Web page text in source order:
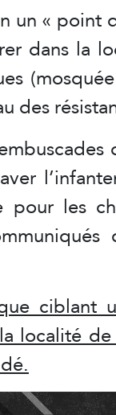
un « point
dans la
des
les
ciblant
localité